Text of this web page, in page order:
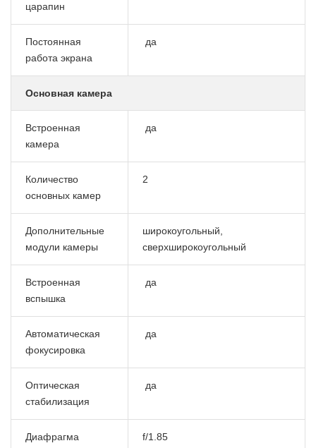
царапин
Постоянная
работа экрана
да
Основная камера
Встроенная
камера
да
Количество
основных камер
2
Дополнительные
модули камеры
широкоугольный,
сверхширокоугольный
Встроенная
вспышка
да
Автоматическая
фокусировка
да
Оптическая
стабилизация
да
Диафрагма
f/1.85